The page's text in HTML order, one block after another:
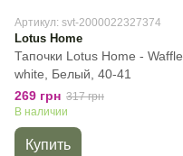
Артикул: svt-2000022327374
Lotus Home
Тапочки Lotus Home - Waffle
white, Белый, 40-41
269 грн 317 грн
В наличии
Купить